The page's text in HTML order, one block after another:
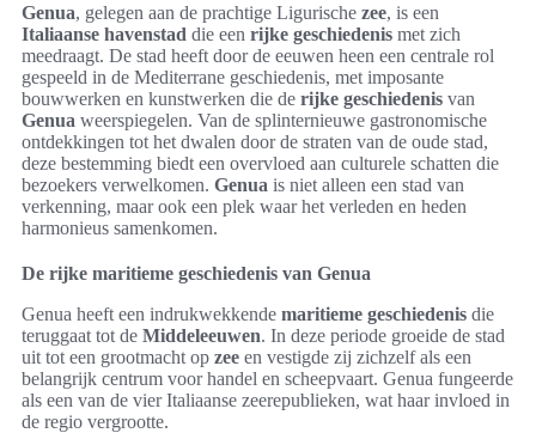
Genua, gelegen aan de prachtige Ligurische zee, is een
Italiaanse havenstad die een rijke geschiedenis met zich
meedraagt. De stad heeft door de eeuwen heen een centrale rol
gespeeld in de Mediterrane geschiedenis, met imposante
bouwwerken en kunstwerken die de rijke geschiedenis van
Genua weerspiegelen. Van de splinternieuwe gastronomische
ontdekkingen tot het dwalen door de straten van de oude stad,
deze bestemming biedt een overvloed aan culturele schatten die
bezoekers verwelkomen. Genua is niet alleen een stad van
verkenning, maar ook een plek waar het verleden en heden
harmonieus samenkomen.
De rijke maritieme geschiedenis van Genua
Genua heeft een indrukwekkende maritieme geschiedenis die
teruggaat tot de Middeleeuwen. In deze periode groeide de stad
uit tot een grootmacht op zee en vestigde zij zichzelf als een
belangrijk centrum voor handel en scheepvaart. Genua fungeerde
als een van de vier Italiaanse zeerepublieken, wat haar invloed in
de regio vergrootte.